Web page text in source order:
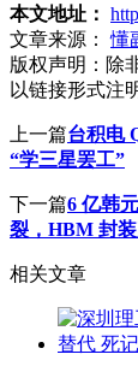
本文地址：
文章来源：
懂
版权声明： 除
以链接形式注
上一篇台积电
“学三星罢工”
下一篇6 亿韩
裂，HBM 封
相关文章